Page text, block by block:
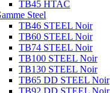
TB45 HTAC
Steel
TB46 STEEL Noir
TB60 STEEL Noir
TB74 STEEL Noir
TB100 STEEL Noir
TB130 STEEL Noir
TB65 DD STEEL Noir
TB92 DD STEEL Noir